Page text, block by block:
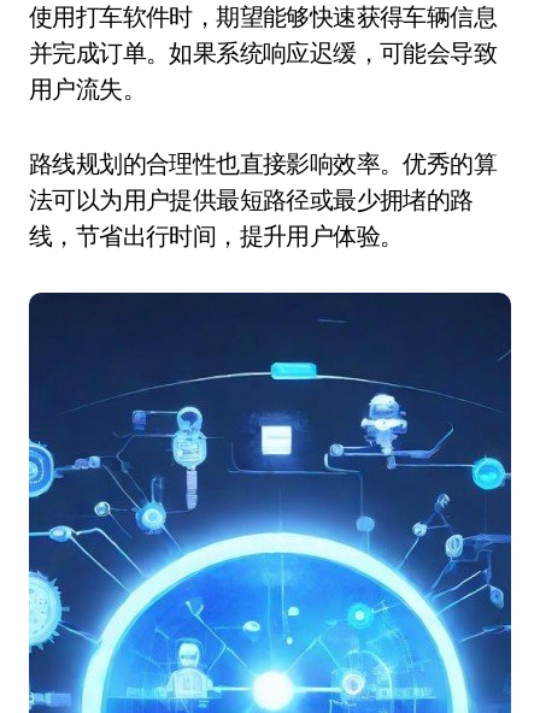
使用打车软件时，期望能够快速获得车辆信息
并完成订单。如果系统响应迟缓，可能会导致
用户流失。
路线规划的合理性也直接影响效率。优秀的算
法可以为用户提供最短路径或最少拥堵的路
线，节省出行时间，提升用户体验。